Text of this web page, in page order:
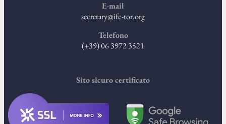
E-mail
secretary@ifc-tor.org
Telefono
(+39) 06 3972 3521
Sito sicuro certificato